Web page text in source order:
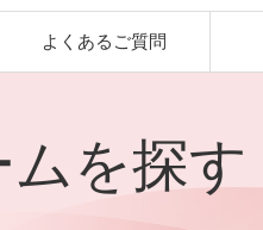
よくあるご質問
ムを探す